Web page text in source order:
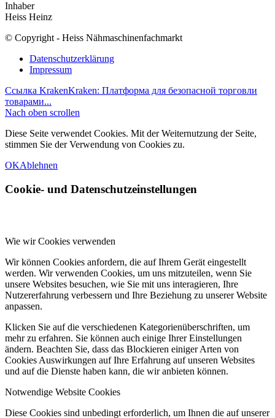
Inhaber
Heiss Heinz
© Copyright - Heiss Nähmaschinenfachmarkt
Datenschutzerklärung
Impressum
Ссылка KrakenKraken: Платформа для безопасной торговли
товарами...
Nach oben scrollen
Diese Seite verwendet Cookies. Mit der Weiternutzung der Seite,
stimmen Sie der Verwendung von Cookies zu.
OKAblehnen
Cookie- und Datenschutzeinstellungen
Wie wir Cookies verwenden
Wir können Cookies anfordern, die auf Ihrem Gerät eingestellt
werden. Wir verwenden Cookies, um uns mitzuteilen, wenn Sie
unsere Websites besuchen, wie Sie mit uns interagieren, Ihre
Nutzererfahrung verbessern und Ihre Beziehung zu unserer Website
anpassen.
Klicken Sie auf die verschiedenen Kategorienüberschriften, um
mehr zu erfahren. Sie können auch einige Ihrer Einstellungen
ändern. Beachten Sie, dass das Blockieren einiger Arten von
Cookies Auswirkungen auf Ihre Erfahrung auf unseren Websites
und auf die Dienste haben kann, die wir anbieten können.
Notwendige Website Cookies
Diese Cookies sind unbedingt erforderlich, um Ihnen die auf unserer